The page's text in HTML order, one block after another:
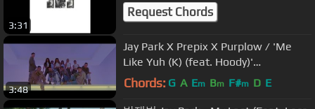
3:31
Request Chords
3:48
Jay Park X Prepix X Purplow / 'Me
Like Yuh (K) (feat. Hoody)'
[Choreography Version]
Chords: G A Em Bm F#m D E